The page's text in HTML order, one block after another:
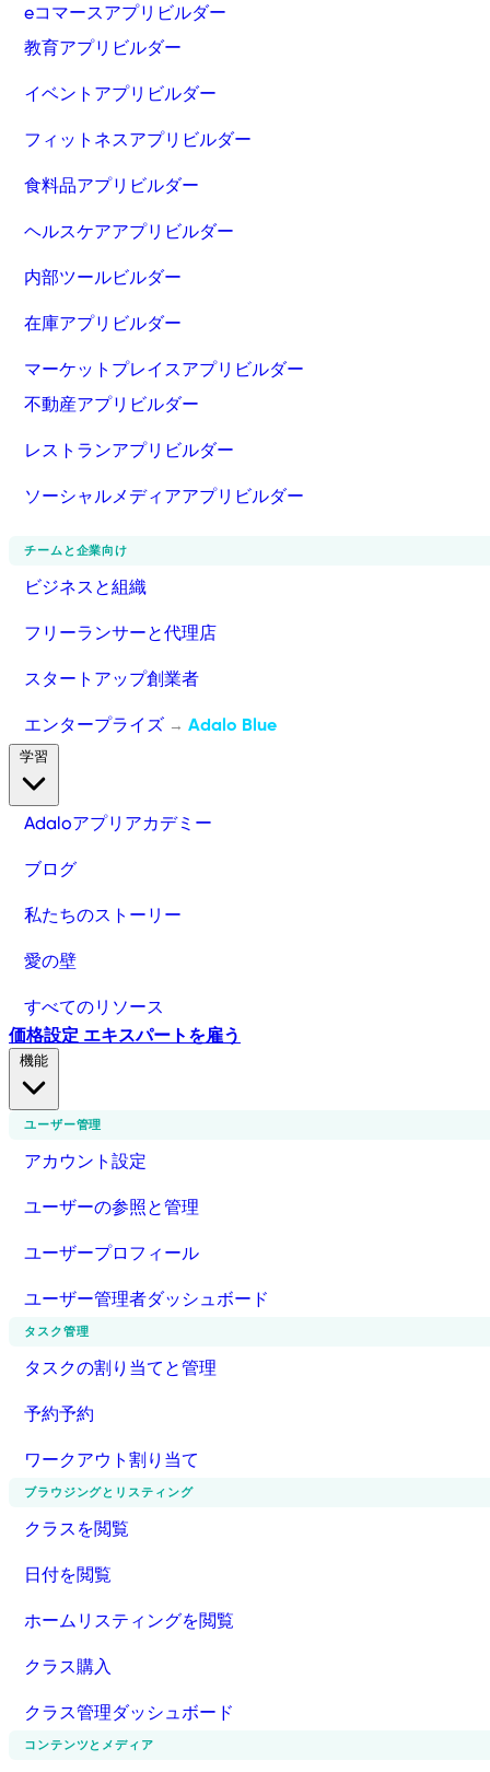
eコマースアプリビルダー
教育アプリビルダー
イベントアプリビルダー
フィットネスアプリビルダー
食料品アプリビルダー
ヘルスケアアプリビルダー
内部ツールビルダー
在庫アプリビルダー
マーケットプレイスアプリビルダー
不動産アプリビルダー
レストランアプリビルダー
ソーシャルメディアアプリビルダー
チームと企業向け
ビジネスと組織
フリーランサーと代理店
スタートアップ創業者
エンタープライズ → Adalo Blue
Adaloアプリアカデミー
ブログ
私たちのストーリー
愛の壁
すべてのリソース
価格設定 エキスパートを雇う
ユーザー管理
アカウント設定
ユーザーの参照と管理
ユーザープロフィール
ユーザー管理者ダッシュボード
タスク管理
タスクの割り当てと管理
予約予約
ワークアウト割り当て
ブラウジングとリスティング
クラスを閲覧
日付を閲覧
ホームリスティングを閲覧
クラス購入
クラス管理ダッシュボード
コンテンツとメディア